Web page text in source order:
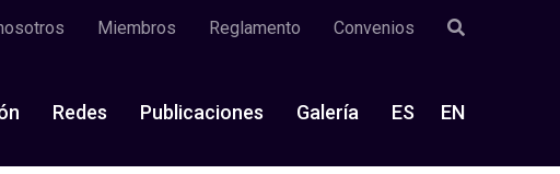
Miembros Reglamento Convenios
Redes Publicaciones Galería ES EN